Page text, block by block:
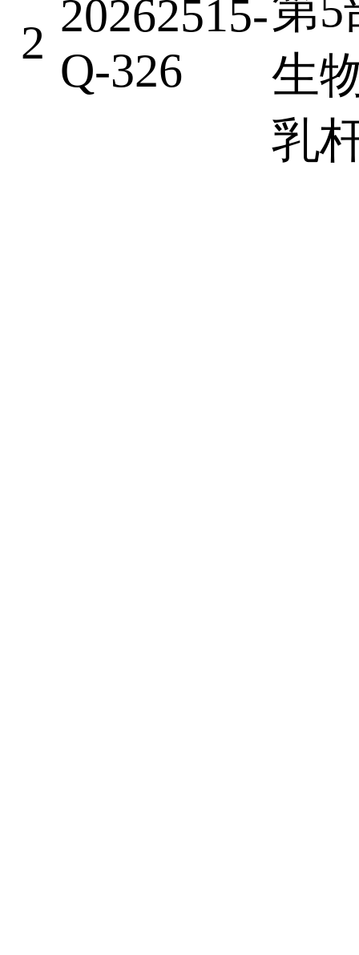
2
20262515-
Q-326
第5
生
乳